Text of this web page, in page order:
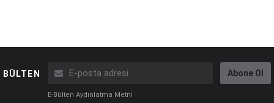
BÜLTEN Abone Ol
E-Bülten Aydınlatma Metni